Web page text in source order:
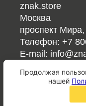
znak.store
Москва
проспект
Телефон: +7
E-mail:
Ссылки
Справочник
Продолжая
нашей